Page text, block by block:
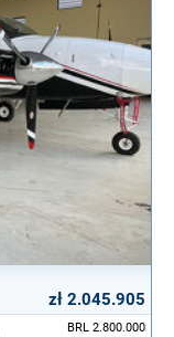
zł 2.045.905
BRL 2.800.000